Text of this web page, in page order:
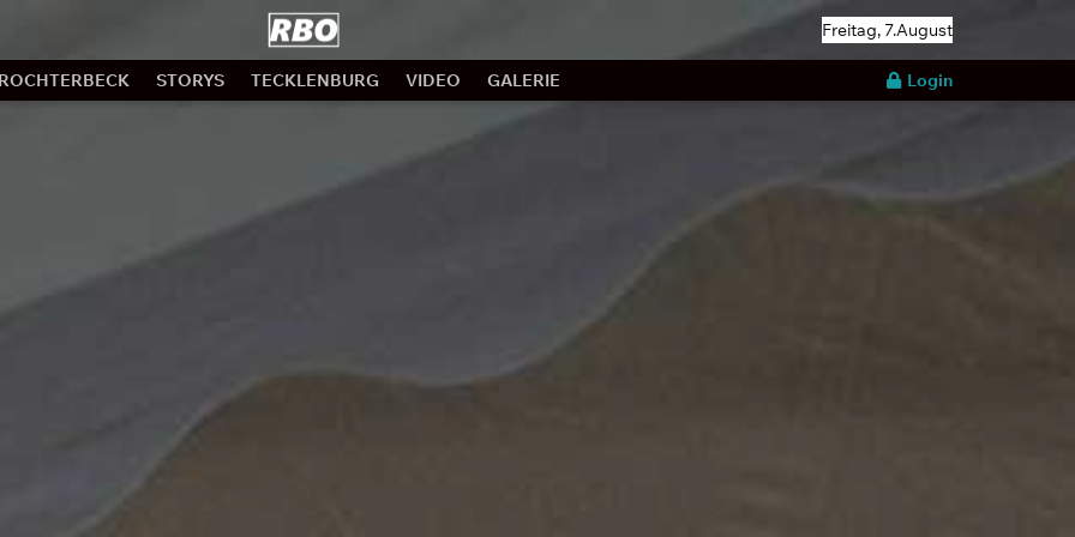
Freitag, 7.August
STORYS TECKLENBURG VIDEO GALERIE Login